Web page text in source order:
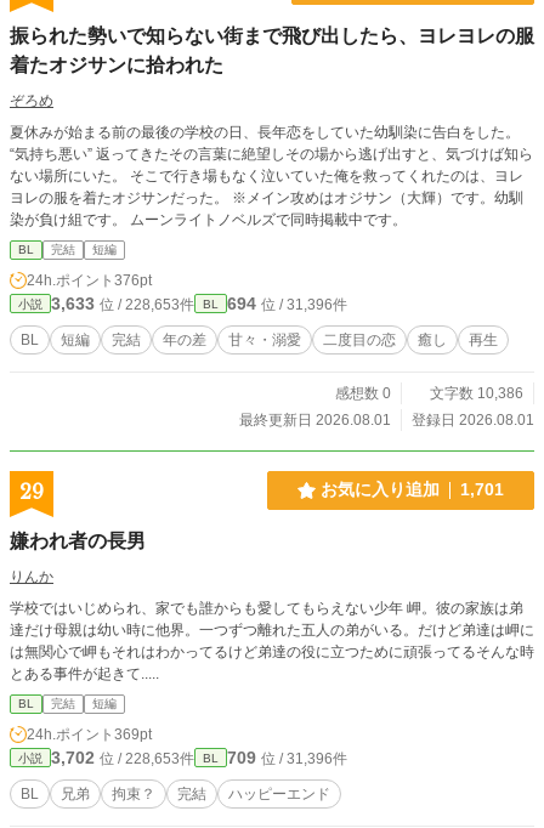
振られた勢いで知らない街まで飛び出したら、ヨレヨレの服
着たオジサンに拾われた
ぞろめ
夏休みが始まる前の最後の学校の日、長年恋をしていた幼馴染に告白をした。
“気持ち悪い” 返ってきたその言葉に絶望しその場から逃げ出すと、気づけば知ら
ない場所にいた。 そこで行き場もなく泣いていた俺を救ってくれたのは、ヨレ
ヨレの服を着たオジサンだった。 ※メイン攻めはオジサン（大輝）です。幼馴
染が負け組です。 ムーンライトノベルズで同時掲載中です。
BL 完結 短編
24h.ポイント 376pt
小説 3,633 位 / 228,653件 BL 694 位 / 31,396件
BL 短編 完結 年の差 甘々・溺愛 二度目の恋 癒し 再生
感想数 0
文字数 10,386
最終更新日 2026.08.01
登録日 2026.08.01
29 お気に入り追加 1,701
嫌われ者の長男
りんか
学校ではいじめられ、家でも誰からも愛してもらえない少年 岬。彼の家族は弟
達だけ母親は幼い時に他界。一つずつ離れた五人の弟がいる。だけど弟達は岬に
は無関心で岬もそれはわかってるけど弟達の役に立つために頑張ってるそんな時
とある事件が起きて.....
BL 完結 短編
24h.ポイント 369pt
小説 3,702 位 / 228,653件 BL 709 位 / 31,396件
BL 兄弟 拘束？ 完結 ハッピーエンド